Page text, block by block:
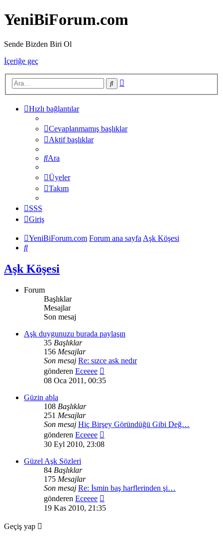
YeniBiForum.com
Sende Bizden Biri Ol
İçeriğe geç
Ara
Hızlı bağlantılar
Cevaplanmamış başlıklar
Aktif başlıklar
Ara
Üyeler
Takım
SSS
Giriş
YeniBiForum.com Forum ana sayfaAşk Köşesi
Ara
Aşk Köşesi
Forum
Başlıklar
Mesajlar
Son mesaj
Aşk duygunuzu burada paylaşın
35 Başlıklar
156 Mesajlar
Son mesaj Re: sızce ask nedır
gönderen Eceeee
mesajı
08 Oca 2011, 00:35
Güzin abla
108 Başlıklar
251 Mesajlar
Son mesaj Hiç Birşey Göründüğü Gibi Değ…
gönderen Eceeee
30 Eyl 2010, 23:08
Güzel Aşk Sözleri
84 Başlıklar
175 Mesajlar
Son mesaj Re: İsmin baş harflerinden şi…
gönderen Eceeee
mesajı
19 Kas 2010, 21:35
Geçiş yap